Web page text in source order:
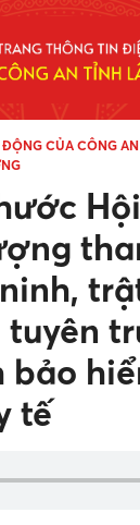
ĐỘNG CỦA CÔNG
bảo
tế